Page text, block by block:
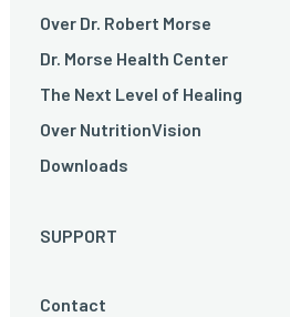
Over Dr. Robert Morse
Dr. Morse Health Center
The Next Level of Healing
Over NutritionVision
Downloads
SUPPORT
Contact